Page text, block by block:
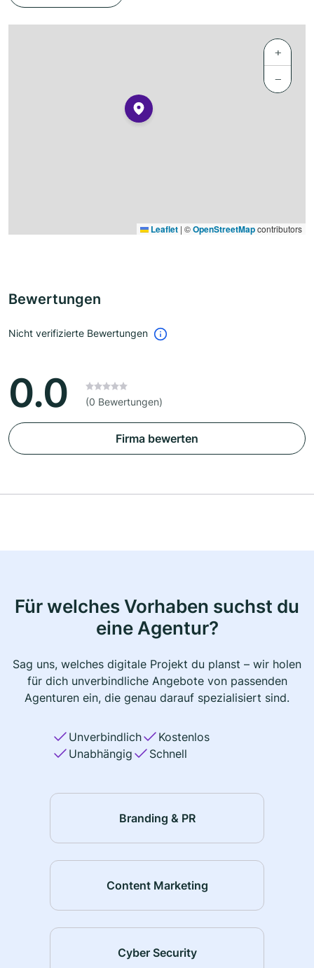
+
−
Leaflet | ©OpenStreetMapcontributors
Bewertungen
Nicht verifizierte Bewertungen
0.0 (0 Bewertungen)
Firma bewerten
Für welches Vorhaben suchst du
eine Agentur?
Sag uns, welches digitale Projekt du planst – wir holen
für dich unverbindliche Angebote von passenden
Agenturen ein, die genau darauf spezialisiert sind.
Unverbindlich
Kostenlos
Unabhängig
Schnell
Branding & PR
Content Marketing
Cyber Security